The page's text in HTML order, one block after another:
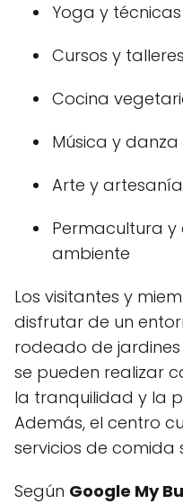
Yoga y
Cursos y
Cocina
Música y danza
Arte y artesanía
Permacultura
ambiente
Los visitantes y
disfrutar de un
rodeado de
se pueden realizar
la tranquilidad y la
Además, el centro
servicios de
Según Google My